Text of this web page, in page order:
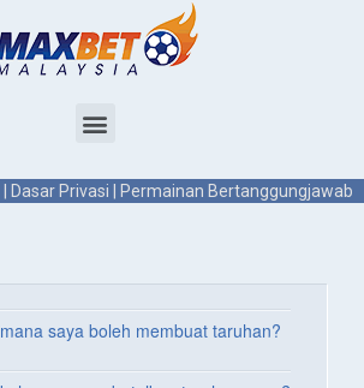
Dasar Privasi Permainan Bertanggungjawab
saya boleh membuat taruhan?